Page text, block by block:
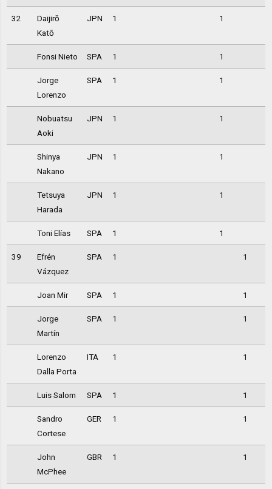
32
Daijirō
Katō
JPN 1 1
Fonsi Nieto SPA 1 1
Jorge
Lorenzo
SPA 1 1
Nobuatsu
Aoki
JPN 1 1
Shinya
Nakano
JPN 1 1
Tetsuya
Harada
JPN 1 1
Toni Elías SPA 1 1
39
Efrén
Vázquez
SPA 1 1
Joan Mir SPA 1 1
Jorge
Martín
SPA 1 1
Lorenzo
Dalla Porta
ITA 1 1
Luis Salom SPA 1 1
Sandro
Cortese
GER 1 1
John
McPhee
GBR 1 1